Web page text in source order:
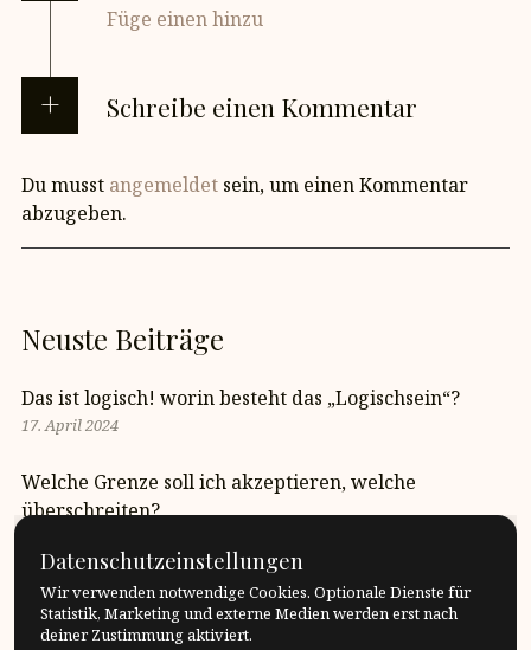
Füge einen hinzu
Schreibe einen Kommentar
Du musst angemeldet sein, um einen Kommentar
abzugeben.
Neuste Beiträge
Das ist logisch! worin besteht das „Logischsein“?
17. April 2024
Welche Grenze soll ich akzeptieren, welche
überschreiten?
Wie gross ist unsere Sprachinsel?
17. April 2024
Datenschutzeinstellungen
Wir verwenden notwendige Cookies. Optionale Dienste für
Statistik, Marketing und externe Medien werden erst nach
deiner Zustimmung aktiviert.